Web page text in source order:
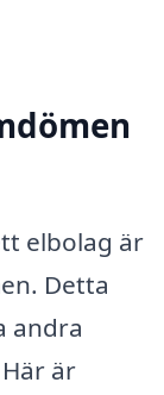
elbolag är
Detta
andra
är